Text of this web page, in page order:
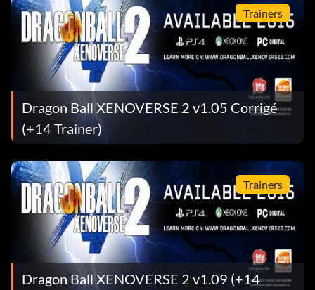
Trainers
Dragon Ball XENOVERSE 2 v1.05 Corrigé
(+14 Trainer)
Trainers
Dragon Ball XENOVERSE 2 v1.09 (+14